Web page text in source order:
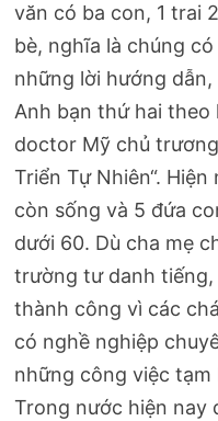
văn có ba con, 1 trai
bè, nghĩa là chúng
những lời hướng
Anh bạn thứ hai
doctor Mỹ chủ
Triển Tự Nhiên“.
còn sống và 5 đứa
dưới 60. Dù cha mẹ
trường tư danh
thành công vì các
có nghề nghiệp
những công việc tạm
Trong nước hiện nay